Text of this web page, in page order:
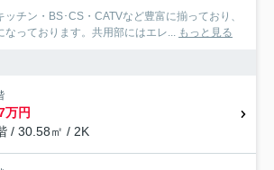
チン・BS･CS・CATVなど豊富に揃っており、
なっております。共用部にはエレ... もっと見る
万円
/ 30.58㎡ / 2K